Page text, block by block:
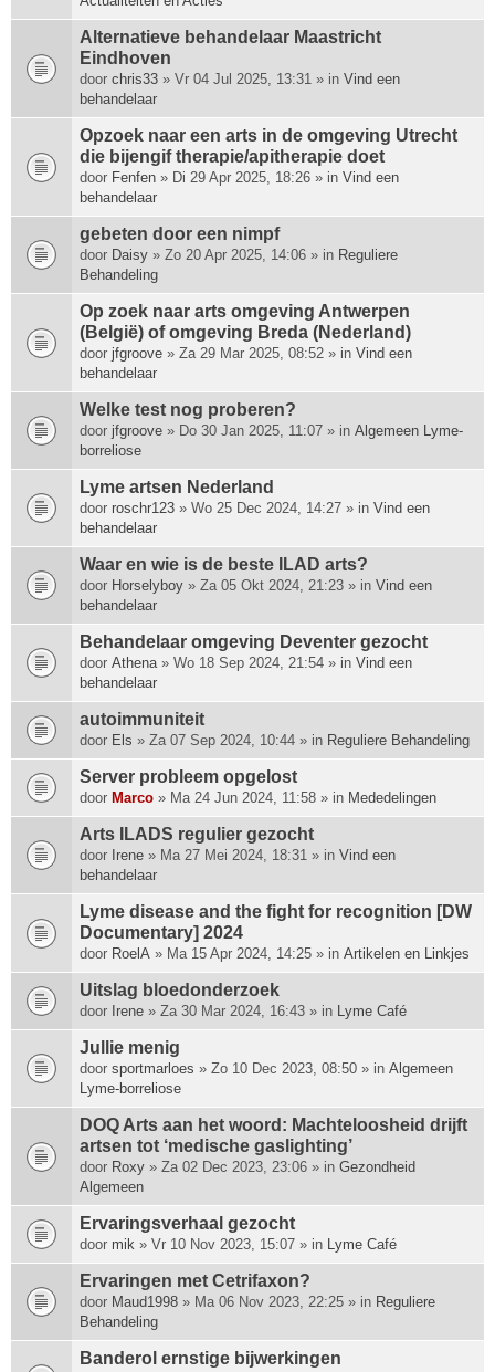
e
e
n
p
e
i
l
i
n
g
.
Alternatieve behandelaar Maastricht
Eindhoven
door chris33 » Vr 04 Jul 2025, 13:31 » in Vind een
behandelaar
Opzoek naar een arts in de omgeving Utrecht
die bijengif therapie/apitherapie doet
door Fenfen » Di 29 Apr 2025, 18:26 » in Vind een
behandelaar
gebeten door een nimpf
door Daisy » Zo 20 Apr 2025, 14:06 » in Reguliere
Behandeling
Op zoek naar arts omgeving Antwerpen
(België) of omgeving Breda (Nederland)
door jfgroove » Za 29 Mar 2025, 08:52 » in Vind een
behandelaar
Welke test nog proberen?
door jfgroove » Do 30 Jan 2025, 11:07 » in Algemeen Lyme-
borreliose
Lyme artsen Nederland
door roschr123 » Wo 25 Dec 2024, 14:27 » in Vind een
behandelaar
Waar en wie is de beste ILAD arts?
door Horselyboy » Za 05 Okt 2024, 21:23 » in Vind een
behandelaar
Behandelaar omgeving Deventer gezocht
door Athena » Wo 18 Sep 2024, 21:54 » in Vind een
behandelaar
autoimmuniteit
door Els » Za 07 Sep 2024, 10:44 » in Reguliere Behandeling
Server probleem opgelost
door Marco » Ma 24 Jun 2024, 11:58 » in Mededelingen
Arts ILADS regulier gezocht
door Irene » Ma 27 Mei 2024, 18:31 » in Vind een
behandelaar
Lyme disease and the fight for recognition [DW
Documentary] 2024
door RoelA » Ma 15 Apr 2024, 14:25 » in Artikelen en Linkjes
Uitslag bloedonderzoek
door Irene » Za 30 Mar 2024, 16:43 » in Lyme Café
Jullie menig
door sportmarloes » Zo 10 Dec 2023, 08:50 » in Algemeen
Lyme-borreliose
DOQ Arts aan het woord: Machte­loosheid drijft
artsen tot ‘medische gas­lighting’
door Roxy » Za 02 Dec 2023, 23:06 » in Gezondheid
Algemeen
Ervaringsverhaal gezocht
door mik » Vr 10 Nov 2023, 15:07 » in Lyme Café
Ervaringen met Cetrifaxon?
door Maud1998 » Ma 06 Nov 2023, 22:25 » in Reguliere
Behandeling
Banderol ernstige bijwerkingen